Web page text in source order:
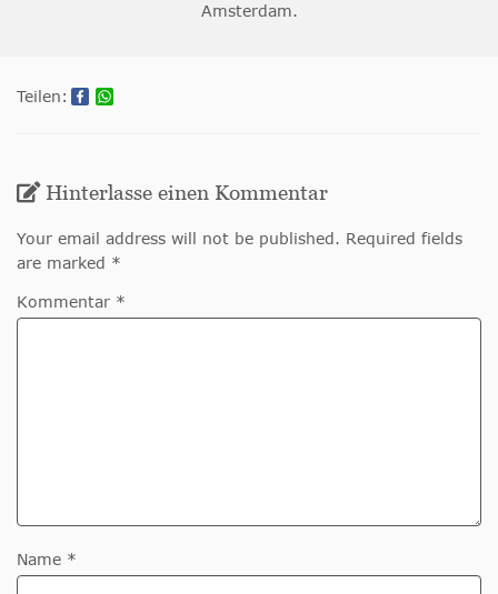
Amsterdam.
Teilen:
Hinterlasse einen Kommentar
Your email address will not be published. Required fields
are marked *
Kommentar *
Name *